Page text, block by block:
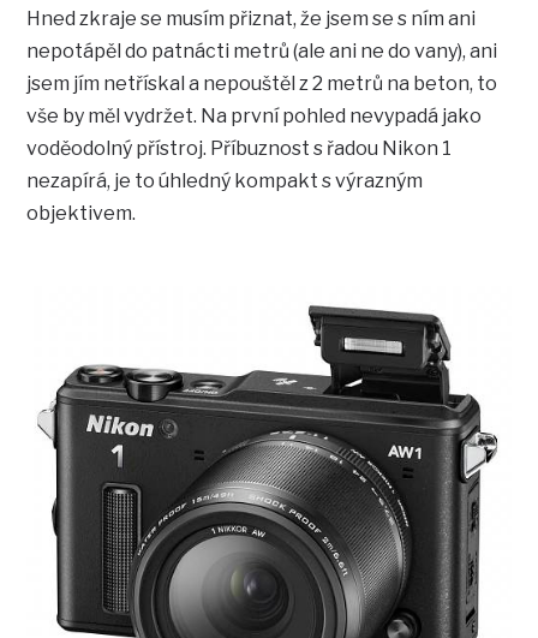
Hned zkraje se musím přiznat, že jsem se s ním ani
nepotápěl do patnácti metrů (ale ani ne do vany), ani
jsem jím netřískal a nepouštěl z 2 metrů na beton, to
vše by měl vydržet. Na první pohled nevypadá jako
voděodolný přístroj. Příbuznost s řadou Nikon 1
nezapírá, je to úhledný kompakt s výrazným
objektivem.